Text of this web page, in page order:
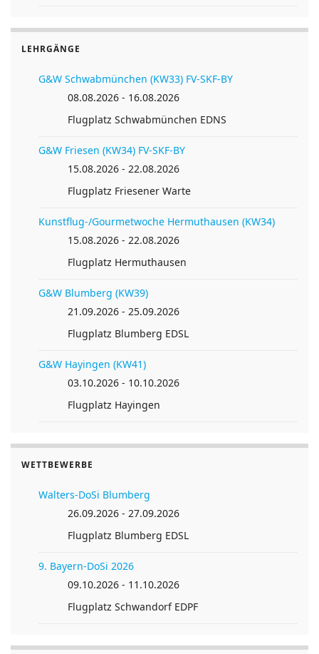
LEHRGÄNGE
G&W Schwabmünchen (KW33) FV-SKF-BY
08.08.2026 - 16.08.2026
Flugplatz Schwabmünchen EDNS
G&W Friesen (KW34) FV-SKF-BY
15.08.2026 - 22.08.2026
Flugplatz Friesener Warte
Kunstflug-/Gourmetwoche Hermuthausen (KW34)
15.08.2026 - 22.08.2026
Flugplatz Hermuthausen
G&W Blumberg (KW39)
21.09.2026 - 25.09.2026
Flugplatz Blumberg EDSL
G&W Hayingen (KW41)
03.10.2026 - 10.10.2026
Flugplatz Hayingen
WETTBEWERBE
Walters-DoSi Blumberg
26.09.2026 - 27.09.2026
Flugplatz Blumberg EDSL
9. Bayern-DoSi 2026
09.10.2026 - 11.10.2026
Flugplatz Schwandorf EDPF